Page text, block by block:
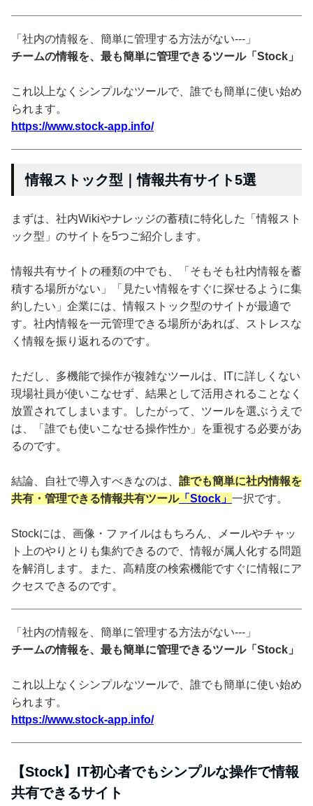
「社内の情報を、簡単に管理する方法がない---」
チームの情報を、最も簡単に管理できるツール「Stock」
これ以上なくシンプルなツールで、誰でも簡単に使い始め
られます。
https://www.stock-app.info/
情報ストック型｜情報共有サイト5選
まずは、社内Wikiやナレッジの蓄積に特化した「情報スト
ック型」のサイトを5つご紹介します。
情報共有サイトの種類の中でも、「そもそも社内情報を蓄
積する場所がない」「見たい情報をすぐに探せるように集
約したい」企業には、情報ストック型のサイトが最適で
す。社内情報を一元管理できる場所があれば、ストレスな
く情報を振り返れるのです。
ただし、多機能で操作が複雑なツールは、ITに詳しくない
現場社員が使いこなせず、結果として活用されることなく
放置されてしまいます。したがって、ツールを選ぶうえで
は、「誰でも使いこなせる操作性か」を重視する必要があ
るのです。
結論、自社で導入すべきなのは、 誰でも簡単に社内情報を
共有・管理できる情報共有ツール「Stock」 一択です。
Stockには、画像・ファイルはもちろん、メールやチャッ
ト上のやりとりも集約できるので、情報が属人化する問題
を解消します。また、高精度の検索機能ですぐに情報にア
クセスできるのです。
「社内の情報を、簡単に管理する方法がない---」
チームの情報を、最も簡単に管理できるツール「Stock」
これ以上なくシンプルなツールで、誰でも簡単に使い始め
られます。
https://www.stock-app.info/
【Stock】IT初心者でもシンプルな操作で情報
共有できるサイト